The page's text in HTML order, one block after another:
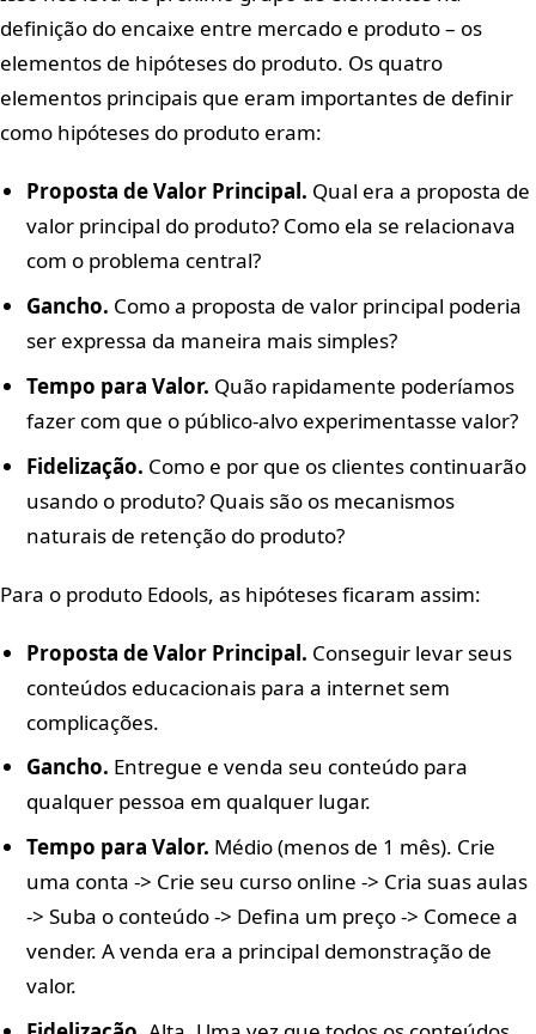
definição do encaixe entre mercado e produto – os
elementos de hipóteses do produto. Os quatro
elementos principais que eram importantes de definir
como hipóteses do produto eram:
Proposta de Valor Principal. Qual era a proposta de
valor principal do produto? Como ela se relacionava
com o problema central?
Gancho. Como a proposta de valor principal poderia
ser expressa da maneira mais simples?
Tempo para Valor. Quão rapidamente poderíamos
fazer com que o público-alvo experimentasse valor?
Fidelização. Como e por que os clientes continuarão
usando o produto? Quais são os mecanismos
naturais de retenção do produto?
Para o produto Edools, as hipóteses ficaram assim:
Proposta de Valor Principal. Conseguir levar seus
conteúdos educacionais para a internet sem
complicações.
Gancho. Entregue e venda seu conteúdo para
qualquer pessoa em qualquer lugar.
Tempo para Valor. Médio (menos de 1 mês). Crie
uma conta -> Crie seu curso online -> Cria suas aulas
-> Suba o conteúdo -> Defina um preço -> Comece a
vender. A venda era a principal demonstração de
valor.